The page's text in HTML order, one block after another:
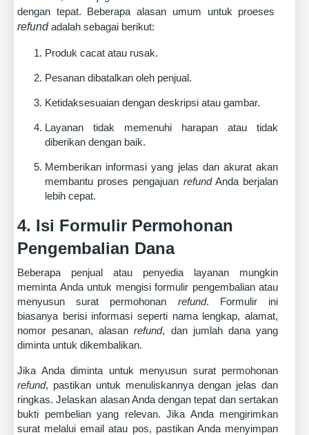
dengan tepat. Beberapa alasan umum untuk proeses
refundadalah sebagai berikut:
Produk cacat atau rusak.
Pesanan dibatalkan oleh penjual.
Ketidaksesuaian dengan deskripsi atau gambar.
Layanan tidak memenuhi harapan atau tidak
diberikan dengan baik.
Memberikan informasi yang jelas dan akurat akan
membantu proses pengajuan refundAnda berjalan
lebih cepat.
4. Isi Formulir Permohonan
Pengembalian Dana
Beberapa penjual atau penyedia layanan mungkin
meminta Anda untuk mengisi formulir pengembalian atau
menyusun surat permohonan refund. Formulir ini
biasanya berisi informasi seperti nama lengkap, alamat,
nomor pesanan, alasanrefund, dan jumlah dana yang
diminta untuk dikembalikan.
Jika Anda diminta untuk menyusun surat permohonan
refund, pastikan untuk menuliskannya dengan jelas dan
ringkas. Jelaskan alasan Anda dengan tepat dan sertakan
bukti pembelian yang relevan. Jika Anda mengirimkan
surat melalui email atau pos, pastikan Anda menyimpan